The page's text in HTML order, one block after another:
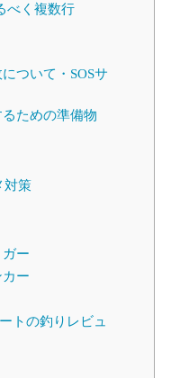
べく複数行
ついて・SOSサ
ための準備物
対策
ー
ー
トの釣りレビュ